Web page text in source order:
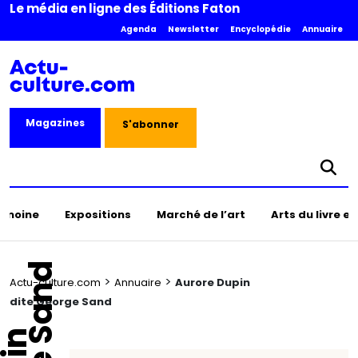
Le média en ligne des Éditions Faton
Agenda Newsletter Encyclopédie Annuaire
Magazines S'abonner
Expositions Marché de l’art Arts du livre
Actu-culture.com > Annuaire > Aurore Dupin
dite George Sand